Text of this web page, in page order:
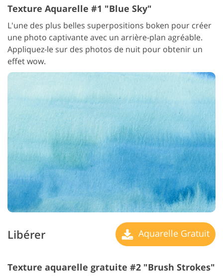
Texture Aquarelle #1 "Blue Sky"
L'une des plus belles superpositions boken pour créer
une photo captivante avec un arrière-plan agréable.
Appliquez-le sur des photos de nuit pour obtenir un
effet wow.
Libérer Aquarelle Gratuit
Texture aquarelle gratuite #2 "Brush Strokes"